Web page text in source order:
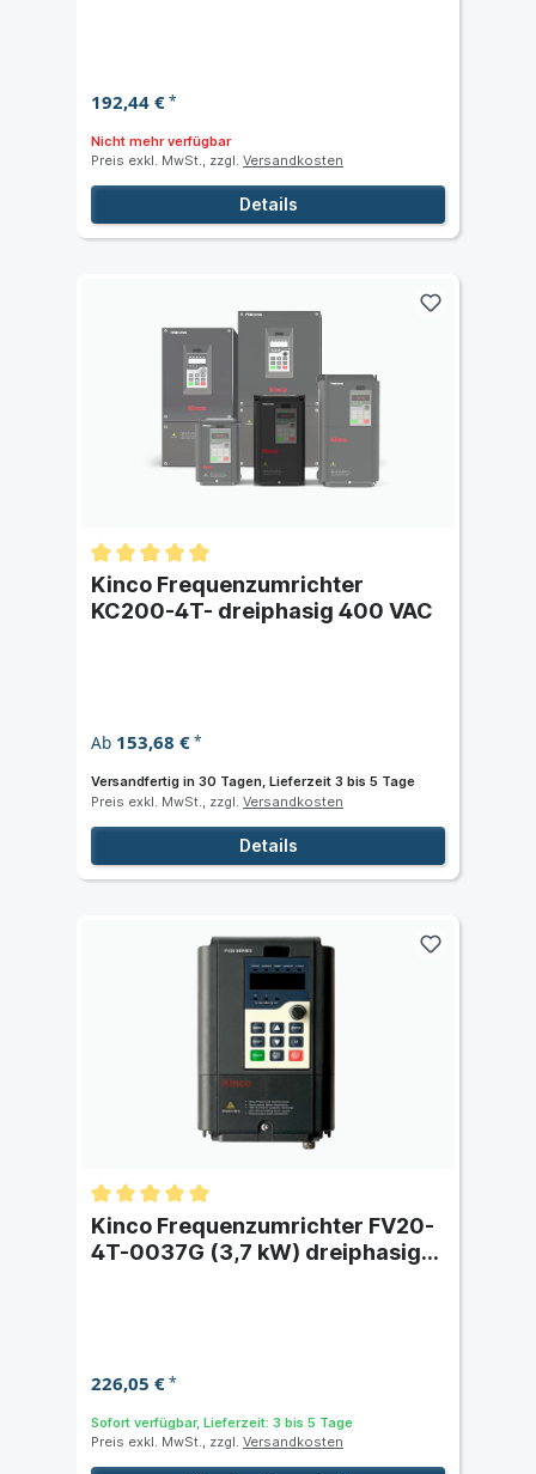
192,44 €*
Nicht mehr verfügbar
Preis exkl. MwSt., zzgl. Versandkosten
Details
Kinco Frequenzumrichter
KC200-4T- dreiphasig 400 VAC
Ab 153,68 €*
Versandfertig in 30 Tagen, Lieferzeit 3 bis 5 Tage
Preis exkl. MwSt., zzgl. Versandkosten
Details
Kinco Frequenzumrichter FV20-
4T-0037G (3,7 kW) dreiphasig
226,05 €*
Sofort verfügbar, Lieferzeit: 3 bis 5 Tage
Preis exkl. MwSt., zzgl. Versandkosten